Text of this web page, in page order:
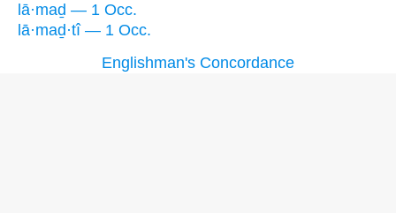
lā·maḏ — 1 Occ.
lā·maḏ·tî — 1 Occ.
Englishman's Concordance